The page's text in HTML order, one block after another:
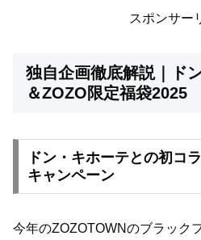
スポンサー
独自企画徹底解説｜ド
＆ZOZO限定福袋2025
ドン・キホーテとの初コ
キャンペーン
今年のZOZOTOWNのブラック